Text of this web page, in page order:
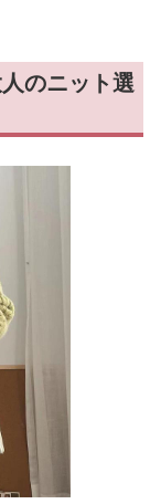
のニット選